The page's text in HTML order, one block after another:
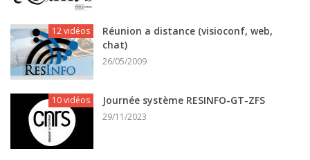
12 vidéos
Réunion a distance (visioconf, web,
chat)
26/05/2009
10 vidéos Journée système RESINFO-GT-ZFS
29/11/2023